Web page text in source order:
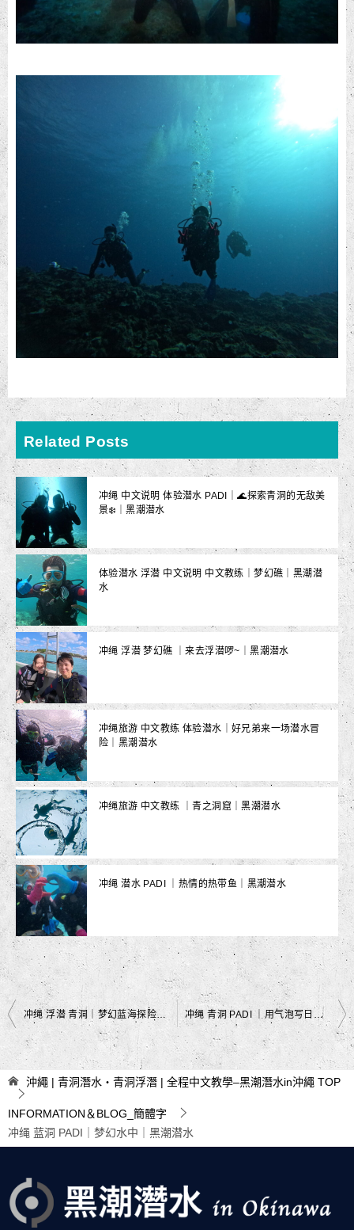
Related Posts
冲绳 中文说明 体验潜水 PADI｜🌊探索青洞的无敌美
景❄️｜黑潮潜水
体验潜水 浮潜 中文说明 中文教练｜梦幻礁｜黑潮潜
水
冲绳 浮潜 梦幻礁 ｜来去浮潜啰~｜黑潮潜水
冲绳旅游 中文教练 体验潜水｜好兄弟来一场潜水冒
险｜黑潮潜水
冲绳旅游 中文教练 ｜青之洞窟｜黑潮潜水
冲绳 潜水 PADI ｜热情的热带鱼｜黑潮潜水
文
导
航
冲绳 浮潜 青洞｜梦幻蓝海探险｜黑潮潜水 冲绳 青洞 PADI ｜用气泡写日记｜黑潮潜水
沖繩 | 青洞潛水・青洞浮潛 | 全程中文教學–黑潮潛水in沖繩 TOP
INFORMATION＆BLOG_簡體字
冲绳 蓝洞 PADI｜梦幻水中｜黑潮潜水